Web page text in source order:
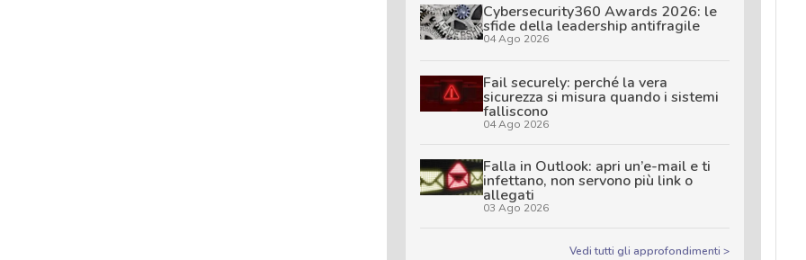
Cybersecurity360 Awards 2026: le
sfide della leadership antifragile
04 Ago 2026
Fail securely: perché la vera
sicurezza si misura quando i sistemi
falliscono
04 Ago 2026
Falla in Outlook: apri un’e-mail e ti
infettano, non servono più link o
allegati
03 Ago 2026
Vedi tutti gli approfondimenti >